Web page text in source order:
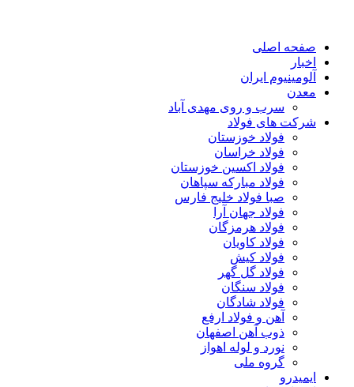
صفحه اصلی
اخبار
آلومینیوم ایران
معدن
سرب و روی مهدی آباد
شرکت های فولاد
فولاد خوزستان
فولاد خراسان
فولاد اکسین خوزستان
فولاد مبارکه سپاهان
صبا فولاد خلیج فارس
فولاد جهان آرا
فولاد هرمزگان
فولاد کاویان
فولاد کیش
فولاد گل گهر
فولاد سنگان
فولاد شادگان
آهن و فولاد ارفع
ذوب آهن اصفهان
نورد و لوله اهواز
گروه ملی
ایمیدرو